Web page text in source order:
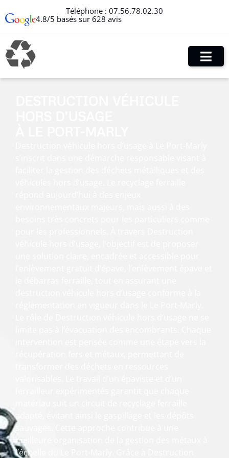
Téléphone : 07.56.78.02.30
4.8/5 basés sur 628 avis
adapté, évitant ainsi le gaspillage et les dépôts
sauvages. Cette approche contribue à une
meilleure organisation de la gestion des métaux à
l’échelle du Le Port-Marly. Grâce à Destruction